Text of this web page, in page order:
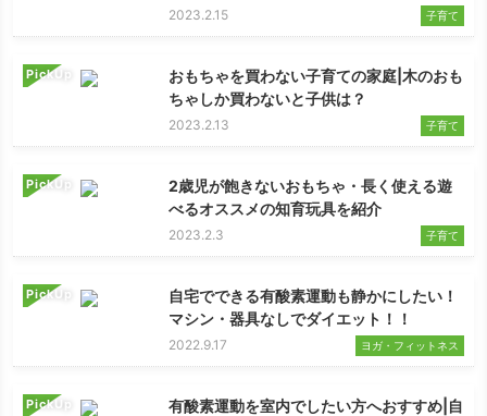
2023.2.15 子育て
PickUp
おもちゃを買わない子育ての家庭|木のおも
ちゃしか買わないと子供は？
2023.2.13 子育て
PickUp
2歳児が飽きないおもちゃ・長く使える遊
べるオススメの知育玩具を紹介
2023.2.3 子育て
PickUp
自宅でできる有酸素運動も静かにしたい！
マシン・器具なしでダイエット！！
2022.9.17 ヨガ・フィットネス
PickUp
有酸素運動を室内でしたい方へおすすめ|自